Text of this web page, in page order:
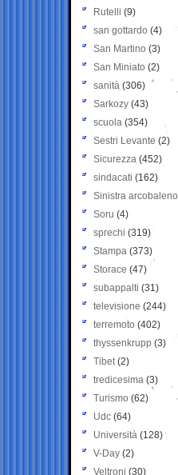
Rutelli (9)
san gottardo (4)
San Martino (3)
San Miniato (2)
sanità (306)
Sarkozy (43)
scuola (354)
Sestri Levante (2)
Sicurezza (452)
sindacati (162)
Sinistra arcobaleno
Soru (4)
sprechi (319)
Stampa (373)
Storace (47)
subappalti (31)
televisione(244)
terremoto (402)
thyssenkrupp (3)
Tibet(2)
tredicesima (3)
Turismo (62)
Udc (64)
Università (128)
V-Day (2)
Veltroni (30)